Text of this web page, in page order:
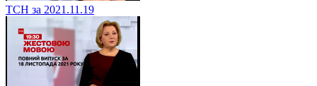
ТСН за 2021.11.19